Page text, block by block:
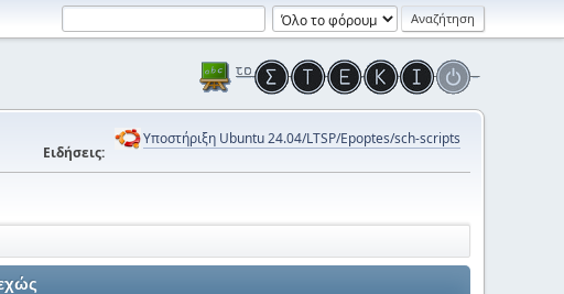
Ειδήσεις:
Υποστήριξη Ubuntu 24.04/LTSP/Epoptes/sch-scripts